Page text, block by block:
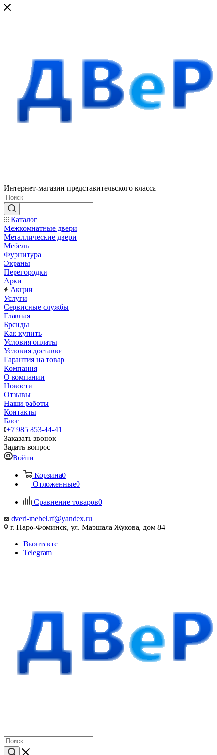
Интернет-магазин представительского класса
Каталог
Межкомнатные двери
Металлические двери
Мебель
Фурнитура
Экраны
Перегородки
Арки
Акции
Услуги
Сервисные службы
Главная
Бренды
Как купить
Условия оплаты
Условия доставки
Гарантия на товар
Компания
О компании
Новости
Отзывы
Наши работы
Контакты
Блог
+7 985 853-44-41
Заказать звонок
Задать вопрос
Войти
Корзина0
Отложенные0
Сравнение товаров0
dveri-mebel.rf@yandex.ru
г. Наро-Фоминск, ул. Маршала Жукова, дом 84
Вконтакте
Telegram